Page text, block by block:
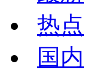
热点
国内